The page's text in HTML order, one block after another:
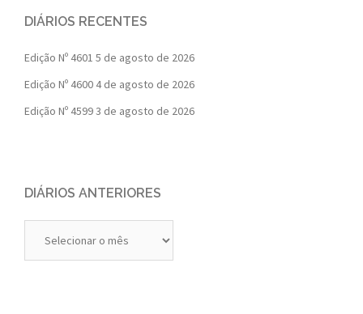
DIÁRIOS RECENTES
Edição Nº 4601 5 de agosto de 2026
Edição Nº 4600 4 de agosto de 2026
Edição Nº 45993 de agosto de 2026
DIÁRIOS ANTERIORES
Anteriores